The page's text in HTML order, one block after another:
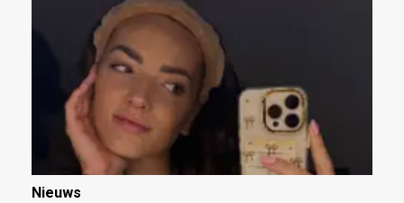
Nieuws